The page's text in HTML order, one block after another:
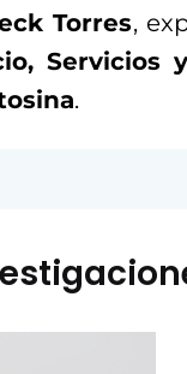
Torres,
Servicios
.